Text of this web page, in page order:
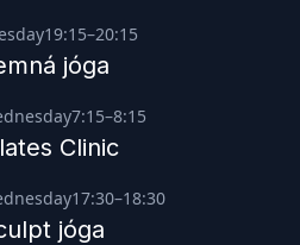
19:15–20:15
jóga
7:15–8:15
Clinic
17:30–18:30
jóga